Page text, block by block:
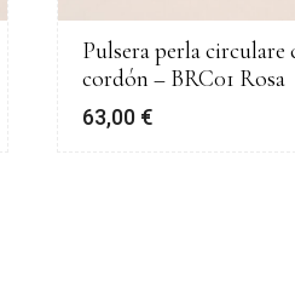
Pulsera perla circulare
cordón – BRC01 Rosa
63,00 €